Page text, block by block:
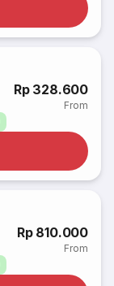
Rp 328.600
From
Rp 810.000
From